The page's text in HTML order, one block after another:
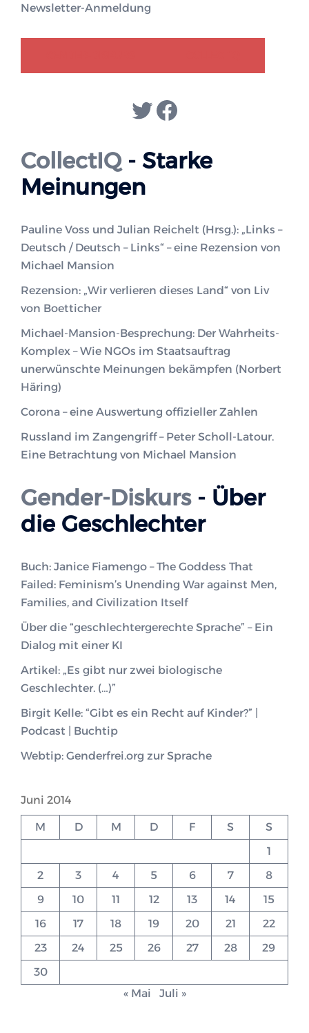
Newsletter-Anmeldung
Twitter
Facebook
CollectIQ- Starke
Meinungen
Pauline Voss und Julian Reichelt (Hrsg.): „Links –
Deutsch / Deutsch – Links“ – eine Rezension von
Michael Mansion
Rezension: „Wir verlieren dieses Land“ von Liv
von Boetticher
Michael-Mansion-Besprechung: Der Wahrheits-
Komplex – Wie NGOs im Staatsauftrag
unerwünschte Meinungen bekämpfen (Norbert
Häring)
Corona – eine Auswertung offizieller Zahlen
Russland im Zangengriff – Peter Scholl-Latour.
Eine Betrachtung von Michael Mansion
Gender-Diskurs- Über
die Geschlechter
Buch: Janice Fiamengo – The Goddess That
Failed: Feminism’s Unending War against Men,
Families, and Civilization Itself
Über die “geschlechtergerechte Sprache” – Ein
Dialog mit einer KI
Artikel: „Es gibt nur zwei biologische
Geschlechter. (…)”
Birgit Kelle: “Gibt es ein Recht auf Kinder?” |
Podcast | Buchtip
Webtip: Genderfrei.org zur Sprache
Juni 2014
M D M D F S
S
1
2
3 4 5 6 7
8
9
10 11 12 13 14
15
16
17 18 19 20 21
22
23
24 25 26 27 28
29
30
« Mai
Juli »